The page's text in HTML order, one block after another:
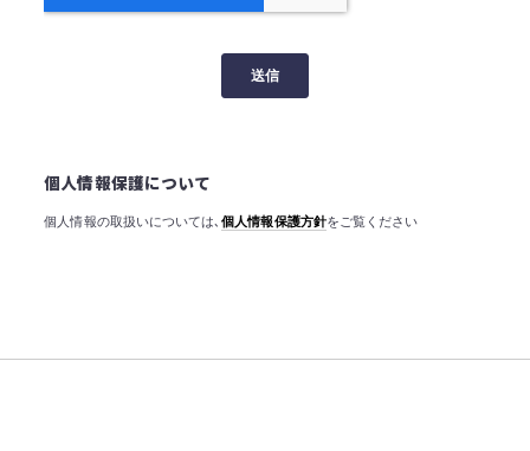
個人情報保護について
個人情報の取扱いについては､個人情報保護方針をご覧ください